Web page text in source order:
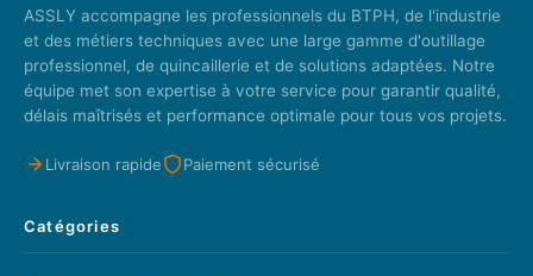
ASSLY accompagne les professionnels du BTPH, de l'industrie
et des métiers techniques avec une large gamme d'outillage
professionnel, de quincaillerie et de solutions adaptées. Notre
équipe met son expertise à votre service pour garantir qualité,
délais maîtrisés et performance optimale pour tous vos projets.
Livraison rapide Paiement sécurisé
Catégories